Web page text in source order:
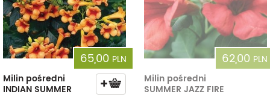
65,00 PLN
Milin pośredni
INDIAN SUMMER
62,00 PLN
Milin pośredni
SUMMER JAZZ FIRE